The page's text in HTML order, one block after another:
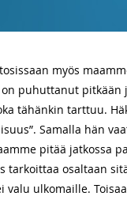
myös
puhuttanut pitkään
tähänkin tarttuu.
Samalla hän
pitää jatkossa
tarkoittaa osaltaan
valu ulkomaille.